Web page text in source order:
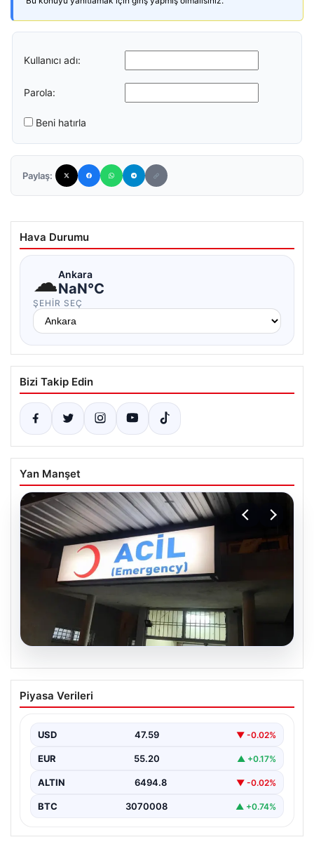
Kullanıcı adı:
Parola:
Beni hatırla
Paylaş:
Hava Durumu
☁Ankara
NaN°C
ŞEHIR SEÇ
Bizi Takip Edin
Yan Manşet
05.08.2026
Dereye düştü: 3 yaşındaki Eslem,
hayatını kaybetti
Piyasa Verileri
USD 47.59 ▼ -0.02%
EUR 55.20 ▲ +0.17%
ALTIN 6494.8 ▼ -0.02%
BTC 3070008 ▲ +0.74%